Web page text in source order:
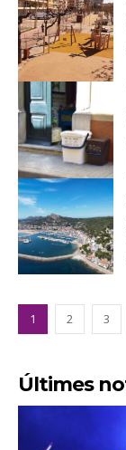
1 2 3
Últimes